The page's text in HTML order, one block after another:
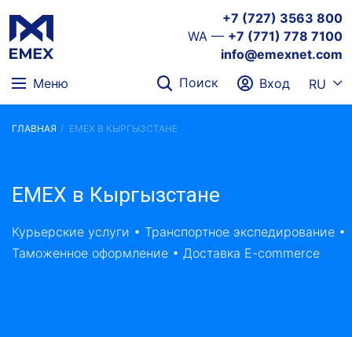
+7 (727) 3563 800
WA — +7 (771) 778 7100
info@emexnet.com
Меню
Поиск Вход RU
ГЛАВНАЯ EMEX В КЫРГЫЗСТАНЕ
EMEX в Кыргызстане
Курьерские услуги • Транспортное экспедирование •
Таможенное оформление • Доставка E-commerce